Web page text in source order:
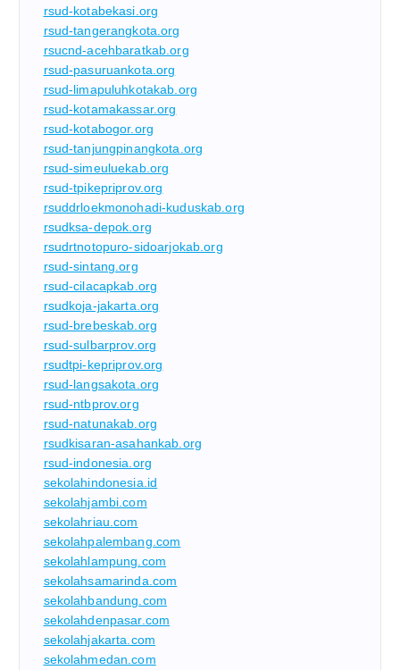
rsud-kotabekasi.org
rsud-tangerangkota.org
rsucnd-acehbaratkab.org
rsud-pasuruankota.org
rsud-limapuluhkotakab.org
rsud-kotamakassar.org
rsud-kotabogor.org
rsud-tanjungpinangkota.org
rsud-simeuluekab.org
rsud-tpikepriprov.org
rsuddrloekmonohadi-kuduskab.org
rsudksa-depok.org
rsudrtnotopuro-sidoarjokab.org
rsud-sintang.org
rsud-cilacapkab.org
rsudkoja-jakarta.org
rsud-brebeskab.org
rsud-sulbarprov.org
rsudtpi-kepriprov.org
rsud-langsakota.org
rsud-ntbprov.org
rsud-natunakab.org
rsudkisaran-asahankab.org
rsud-indonesia.org
sekolahindonesia.id
sekolahjambi.com
sekolahriau.com
sekolahpalembang.com
sekolahlampung.com
sekolahsamarinda.com
sekolahbandung.com
sekolahdenpasar.com
sekolahjakarta.com
sekolahmedan.com